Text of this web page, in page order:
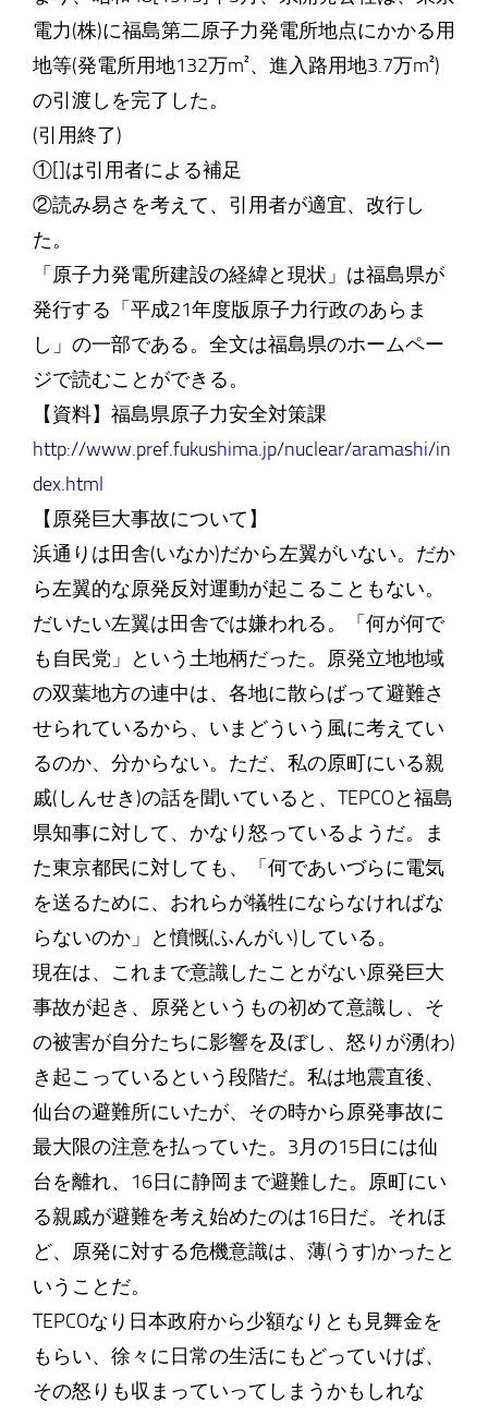
電力(株)に福島第二原子力発電所地点にかかる用
地等(発電所用地132万m²、進入路用地3.7万m²)
の引渡しを完了した。
(引用終了)
①[]は引用者による補足
②読み易さを考えて、引用者が適宜、改行し
た。
「原子力発電所建設の経緯と現状」は福島県が
発行する「平成21年度版原子力行政のあらま
し」の一部である。全文は福島県のホームペー
ジで読むことができる。
【資料】福島県原子力安全対策課
http://www.pref.fukushima.jp/nuclear/aramashi/in
dex.html
【原発巨大事故について】
浜通りは田舎(いなか)だから左翼がいない。だか
ら左翼的な原発反対運動が起こることもない。
だいたい左翼は田舎では嫌われる。「何が何で
も自民党」という土地柄だった。原発立地地域
の双葉地方の連中は、各地に散らばって避難さ
せられているから、いまどういう風に考えてい
るのか、分からない。ただ、私の原町にいる親
戚(しんせき)の話を聞いていると、TEPCOと福島
県知事に対して、かなり怒っているようだ。ま
た東京都民に対しても、「何であいづらに電気
を送るために、おれらが犠牲にならなければな
らないのか」と憤慨(ふんがい)している。
現在は、これまで意識したことがない原発巨大
事故が起き、原発というもの初めて意識し、そ
の被害が自分たちに影響を及ぼし、怒りが湧(わ)
き起こっているという段階だ。私は地震直後、
仙台の避難所にいたが、その時から原発事故に
最大限の注意を払っていた。3月の15日には仙
台を離れ、16日に静岡まで避難した。原町にい
る親戚が避難を考え始めたのは16日だ。それほ
ど、原発に対する危機意識は、薄(うす)かったと
いうことだ。
TEPCOなり日本政府から少額なりとも見舞金を
もらい、徐々に日常の生活にもどっていけば、
その怒りも収まっていってしまうかもしれな